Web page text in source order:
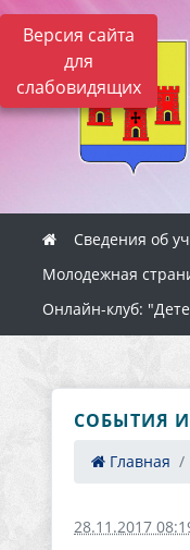
Версия сайта
для
слабовидящих
Сведения об
Молодежная
Онлайн-клуб:
СОБЫТИЯ
Главная
28.11.2017